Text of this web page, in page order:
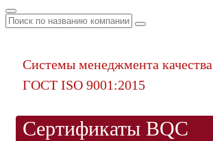
Системы менеджмента качества
ГОСТ ISO 9001:2015
Сертификаты BQC